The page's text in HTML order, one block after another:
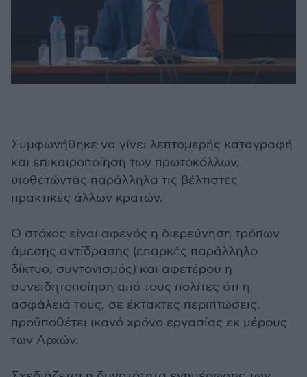
Συμφωνήθηκε να γίνει λεπτομερής καταγραφή
και επικαιροποίηση των πρωτοκόλλων,
υιοθετώντας παράλληλα τις βέλτιστες
πρακτικές άλλων κρατών.
Ο στόχος είναι αφενός η διερεύνηση τρόπων
άμεσης αντίδρασης (επαρκές παράλληλο
δίκτυο, συντονισμός) και αφετέρου η
συνειδητοποίηση από τους πολίτες ότι η
ασφάλειά τους, σε έκτακτες περιπτώσεις,
προϋποθέτει ικανό χρόνο εργασίας εκ μέρους
των Αρχών.